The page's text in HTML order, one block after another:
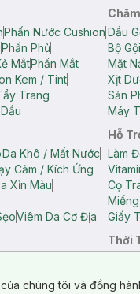
Phấn Nước Cushion
Phấn Phủ
MắtPhấn Mắt
Kem / Tint
Trang
Dầu
Bộ
Mặt
Xịt
Sản
Máy
Da Khô / Mất Nước
Cảm / Kích Ứng
Xỉn Màu
Viêm Da Cơ Địa
Hỗ
Làm
Cọ
Giấy
Thời
chúng tôi và đồng